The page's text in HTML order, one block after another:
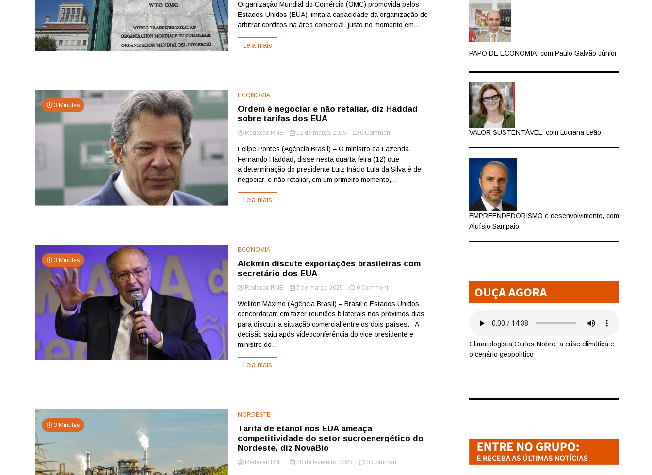
por
EUA
limita
Organização Mundial do Comércio (OMC) promovida pelos
Estados Unidos (EUA) limita a capacidade da organização de
arbitrar conflitos na área comercial, justo no momento em...
Leia mais
3 Minutes
ECONOMIA
Ordem é negociar e não retaliar, diz Haddad
sobre tarifas dos EUA
Redacao RNE 12 de março, 2025 0 Commenton
é
negociar
e
Felipe Pontes (Agência Brasil) – O ministro da Fazenda,
Fernando Haddad, disse nesta quarta-feira (12) que
a determinação do presidente Luiz Inácio Lula da Silva é de
negociar, e não retaliar, em um primeiro momento,...
Leia mais
3 Minutes
ECONOMIA
Alckmin discute exportações brasileiras com
secretário dos EUA
Redacao RNE 7 de março, 2025 0 Commenton
discute
exportações
brasileiras
com
Wellton Máximo (Agência Brasil) – Brasil e Estados Unidos
concordaram em fazer reuniões bilaterais nos próximos dias
para discutir a situação comercial entre os dois países. A
decisão saiu após videoconferência do vice-presidente e
ministro do...
Leia mais
3 Minutes
NORDESTE
Tarifa de etanol nos EUA ameaça
competitividade do setor sucroenergético do
Nordeste, diz NovaBio
Redacao RNE 20 de fevereiro, 2025 0 Commenton
PAPO DE ECONOMIA, com Paulo Galvão Júnior
VALOR SUSTENTÁVEL, com Luciana Leão
EMPREENDEDORISMO e desenvolvimento, com
Aluísio Sampaio
Climatologista Carlos Nobre: a crise climática e
o cenário geopolítico